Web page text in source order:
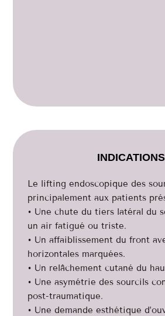
INDICATIONS
Le lifting endoscopique des
principalement aux patients
• Une chute du tiers latéral du
un air fatigué ou triste.
• Un affaiblissement du front
horizontales marquées.
• Un relâchement cutané du
• Une asymétrie des sourcils
post-traumatique.
• Une demande esthétique